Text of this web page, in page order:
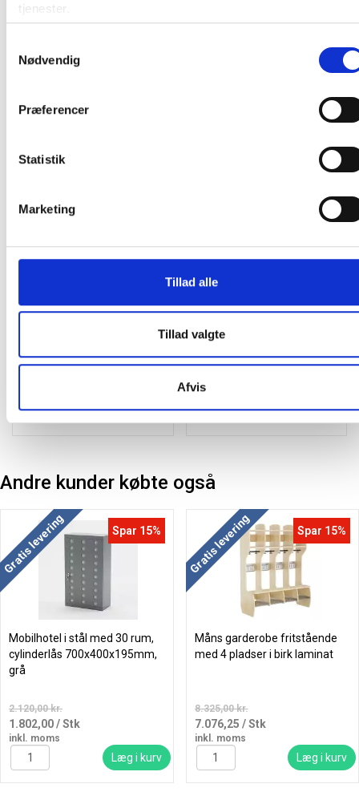
tjenester.
Nødvendig
Præferencer
Statistik
Marketing
Tillad alle
Tillad valgte
Afvis
5x5mm 40 sider 70g
11,63 kr.
Læg i kurv
Bantex Col kollegieblok A4
Svanemærket linieret
17,69 kr.
inkl. moms
Læg i kurv
Andre kunder købte også
Gratis levering Spar 15%
Mobilhotel i stål med 30 rum,
cylinderlås 700x400x195mm,
grå
2.120,00 kr.
1.802,00/ Stk
inkl. moms
Læg i kurv
Gratis levering Spar 15%
Måns garderobe fritstående
med 4 pladser i birk laminat
8.325,00 kr.
7.076,25 / Stk
inkl. moms
Læg i kurv